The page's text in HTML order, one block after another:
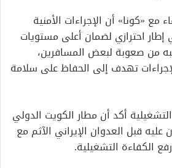
«كونا» أن الإجراءات الأمنية
إطار احترازي لضمان أعلى مستويات
من صعوبة لبعض المسافرين،
تهدف إلى الحفاظ على سلامة
أكد أن مطار الكويت الدولي
قبل العدوان الإيراني الآثم مع
الكفاءة التشغيلية.